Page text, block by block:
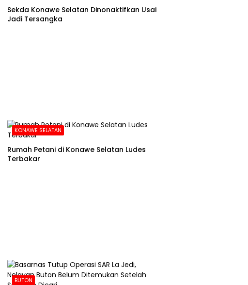
Sekda Konawe Selatan Dinonaktifkan Usai
Jadi Tersangka
KONAWE SELATAN
Rumah Petani di Konawe Selatan Ludes
Terbakar
BUTON